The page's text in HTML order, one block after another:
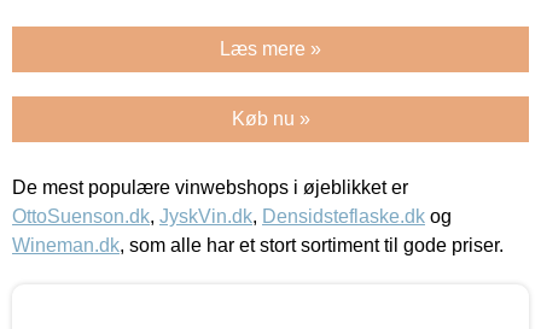
Læs mere »
Køb nu »
De mest populære vinwebshops i øjeblikket er
OttoSuenson.dk, JyskVin.dk, Densidsteflaske.dk og
Wineman.dk, som alle har et stort sortiment til gode priser.